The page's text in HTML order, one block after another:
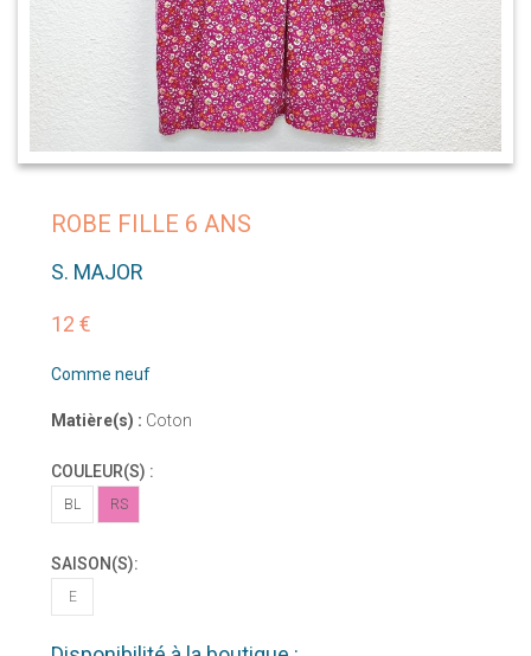
ROBE FILLE 6 ANS
S. MAJOR
12 €
Comme neuf
Matière(s) : Coton
COULEUR(S) :
BL RS
SAISON(S):
E